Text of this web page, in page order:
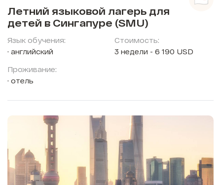
Летний языковой лагерь для
детей в Сингапуре (SMU)
Язык обучения:
английский
Проживание:
отель
Стоимость:
3 недели - 6 190 USD